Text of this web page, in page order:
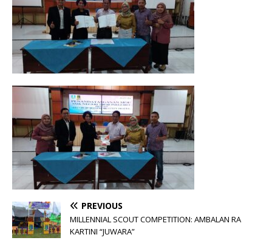
PREVIOUS
MILLENNIAL SCOUT COMPETITION: AMBALAN RA
KARTINI “JUWARA”